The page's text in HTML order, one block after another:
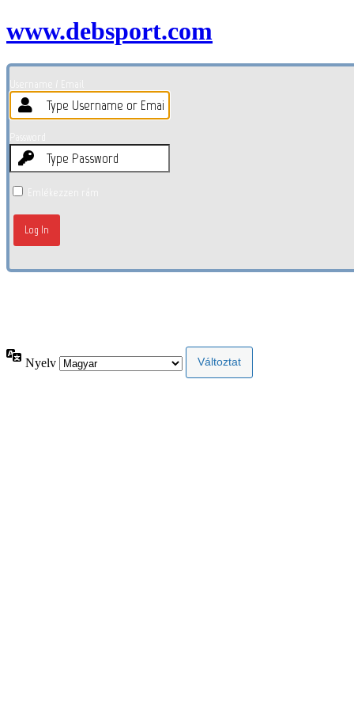
www.debsport.com
Username / Email
Password
Emlékezzen rám
Nyelv